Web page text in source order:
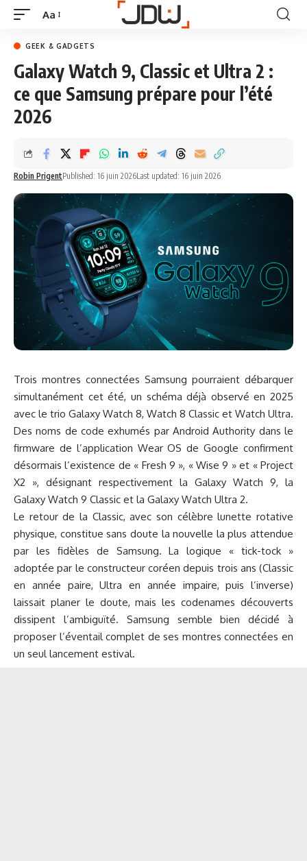
Aa
GEEK & GADGETS
Galaxy Watch 9, Classic et Ultra 2 :
ce que Samsung prépare pour l’été
2026
Robin PrigentPublished: 16 juin 2026Last updated: 16 juin 2026
Trois montres connectées Samsung pourraient débarquer
simultanément cet été, un schéma déjà observé en 2025
avec le trio Galaxy Watch 8, Watch 8 Classic et Watch Ultra.
Des noms de code exhumés par Android Authority dans le
firmware de l’application Wear OS de Google confirment
désormais l’existence de « Fresh 9 », « Wise 9 » et « Project
X2 », désignant respectivement la Galaxy Watch 9, la
Galaxy Watch 9 Classic et la Galaxy Watch Ultra 2.
Le retour de la Classic, avec son célèbre lunette rotative
physique, constitue sans doute la nouvelle la plus attendue
par les fidèles de Samsung. La logique « tick-tock »
adoptée par le constructeur coréen depuis trois ans (Classic
en année paire, Ultra en année impaire, puis l’inverse)
laissait planer le doute, mais les codenames découverts
dissipent l’ambiguïté. Samsung semble bien décidé à
proposer l’éventail complet de ses montres connectées en
un seul lancement estival.